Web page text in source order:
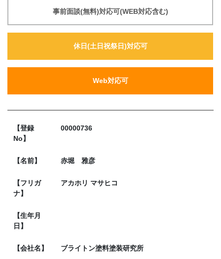
事前面談(無料)対応可(WEB対応含む)
休日(土日祝祭日)対応可
Web対応可
【登録
No】
00000736
【名前】 赤堀 雅彦
【フリガ
ナ】
アカホリ マサヒコ
【生年月
日】
【会社名】 ブライトン塗料塗装研究所